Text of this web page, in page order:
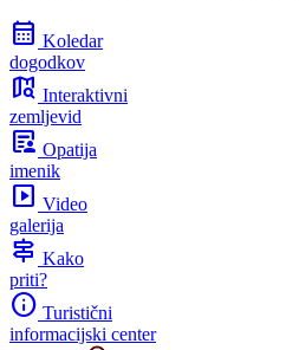
calendar_month Koledar
dogodkov
map_search Interaktivni
zemljevid
article_person Opatija
imenik
slideshow Video
galerija
signpost Kako
priti?
info Turistični
informacijski center